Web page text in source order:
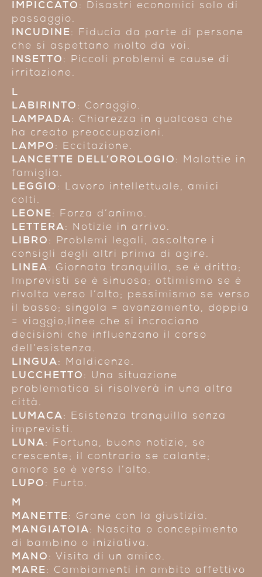
IMPICCATO : Disastri economici solo di
passaggio.
INCUDINE: Fiducia da parte di persone
che si aspettano molto da voi.
INSETTO : Piccoli problemi e cause di
irritazione.
L
LABIRINTO : Coraggio.
LAMPADA: Chiarezza in qualcosa che
ha creato preoccupazioni.
LAMPO : Eccitazione.
LANCETTE DELL’OROLOGIO : Malattie in
famiglia.
LEGGIO : Lavoro intellettuale, amici
colti.
LEONE: Forza d’animo.
LETTERA: Notizie in arrivo.
LIBRO : Problemi legali, ascoltare i
consigli degli altri prima di agire.
LINEA: Giornata tranquilla, se è dritta;
Imprevisti se è sinuosa; ottimismo se è
rivolta verso l’alto; pessimismo se verso
il basso; singola = avanzamento, doppia
= viaggio;linee che si incrociano
decisioni che influenzano il corso
dell’esistenza.
LINGUA: Maldicenze.
LUCCHETTO : Una situazione
problematica si risolverà in una altra
città.
LUMACA: Esistenza tranquilla senza
imprevisti.
LUNA: Fortuna, buone notizie, se
crescente; il contrario se calante;
amore se è verso l’alto.
LUPO : Furto.
M
MANETTE: Grane con la giustizia.
MANGIATOIA: Nascita o concepimento
di bambino o iniziativa.
MANO : Visita di un amico.
MARE: Cambiamenti in ambito affettivo